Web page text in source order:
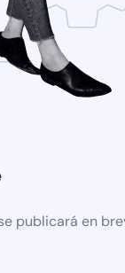
publicará en